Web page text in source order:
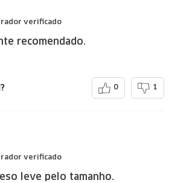
verificado
recomendado.
0 1
verificado
leve pelo tamanho.